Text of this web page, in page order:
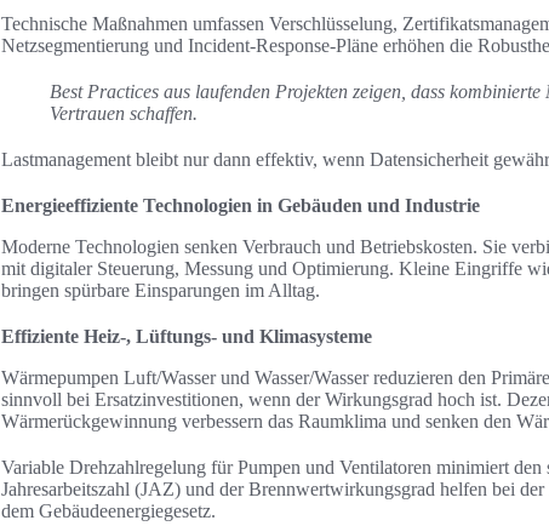
Technische Maßnahmen umfassen Verschlüsselung,
Netzsegmentierung und Incident-Response-Pläne erhöhen die
Best Practices aus laufenden Projekten zeigen, dass
Vertrauen schaffen.
Lastmanagement bleibt nur dann effektiv, wenn Datensicherheit
Energieeffiziente Technologien in Gebäuden und Industrie
Moderne Technologien senken Verbrauch und Betriebskosten. Sie
mit digitaler Steuerung, Messung und Optimierung. Kleine Eingriffe
bringen spürbare Einsparungen im Alltag.
Effiziente Heiz-, Lüftungs- und Klimasysteme
Wärmepumpen Luft/Wasser und Wasser/Wasser reduzieren den
sinnvoll bei Ersatzinvestitionen, wenn der Wirkungsgrad hoch ist.
Wärmerückgewinnung verbessern das Raumklima und senken den
Variable Drehzahlregelung für Pumpen und Ventilatoren minimiert
Jahresarbeitszahl (JAZ) und der Brennwertwirkungsgrad helfen bei
dem Gebäudeenergiegesetz.